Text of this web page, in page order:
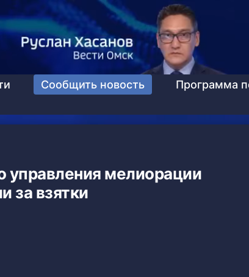
Сообщить новость Программа
управления мелиорации
за взятки